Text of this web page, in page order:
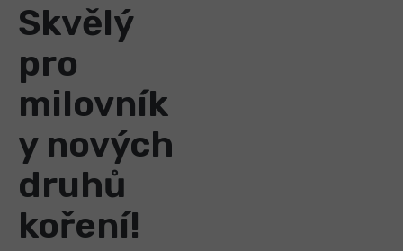
Skvělý
pro
milovník
y nových
druhů
koření!